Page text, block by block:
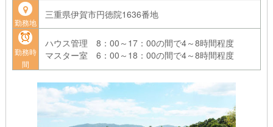
勤務地
三重県伊賀市円徳院1636番地
勤務時
間
ハウス管理 8：00～17：00の間で4～8時間程度
マスター室 6：00～18：00の間で4～8時間程度